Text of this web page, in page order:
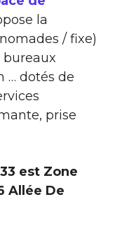
la
/ fixe)
bureaux
… dotés de
prise
est Zone
Allée De